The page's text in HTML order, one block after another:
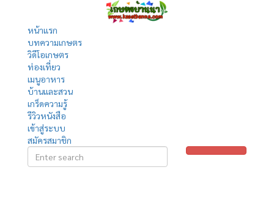
หน้าแรก
บทความเกษตร
วิดีโอเกษตร
ท่องเที่ยว
เมนูอาหาร
บ้านและสวน
เกร็ดความรู้
รีวิวหนังสือ
เข้าสู่ระบบ
สมัครสมาชิก